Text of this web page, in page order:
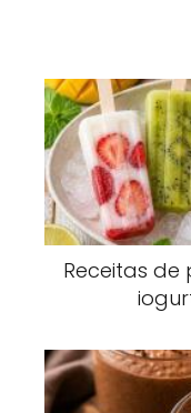
Receitas de